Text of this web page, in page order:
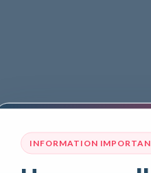
INFORMATION